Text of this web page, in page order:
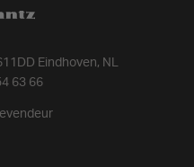
Eindhoven, NL
63 66